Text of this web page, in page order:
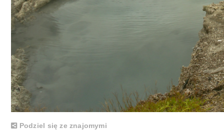
Podziel się ze znajomymi